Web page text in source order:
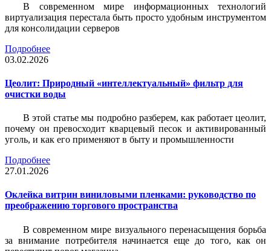
В современном мире информационных технологий
виртуализация перестала быть просто удобным инструментом
для консолидации серверов
Подробнее
03.02.2026
Цеолит: Природный «интеллектуальный» фильтр для
очистки воды
В этой статье мы подробно разберем, как работает цеолит,
почему он превосходит кварцевый песок и активированный
уголь, и как его применяют в быту и промышленности
Подробнее
27.01.2026
Оклейка витрин виниловыми пленками: руководство по
преображению торгового пространства
В современном мире визуального перенасыщения борьба
за внимание потребителя начинается еще до того, как он